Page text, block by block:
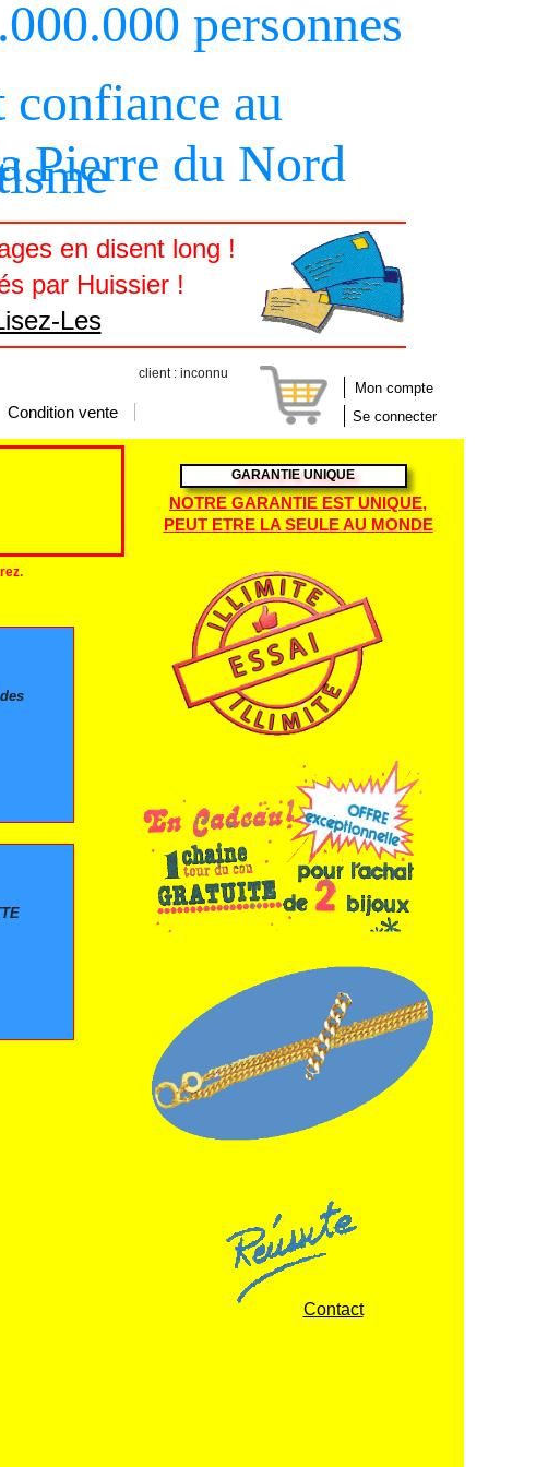
en disent long !
par Huissier !
Les
Mon compte
Se connecter
client : inconnu
Pierre du Nord
au
Condition vente
personnes
NOTRE GARANTIE EST UNIQUE,
PEUT ETRE LA SEULE AU MONDE
GARANTIE UNIQUE
Contact